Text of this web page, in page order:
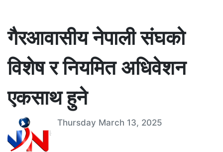
गैरआवासीय नेपाली संघको
विशेष र नियमित अधिवेशन
एकसाथ हुने
Thursday March 13, 2025